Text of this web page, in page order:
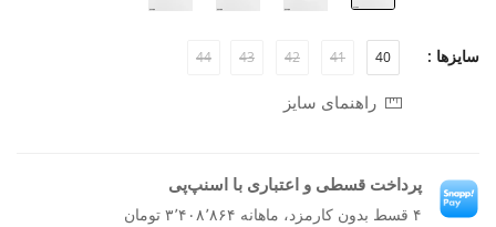
سایزها : 40
41
42
43
44
راهنمای سایز
پرداخت قسطی و اعتباری با اسنپ‌پی
۴ قسط بدون کارمزد، ماهانه ۳٬۴۰۸٬۸۶۴ تومان